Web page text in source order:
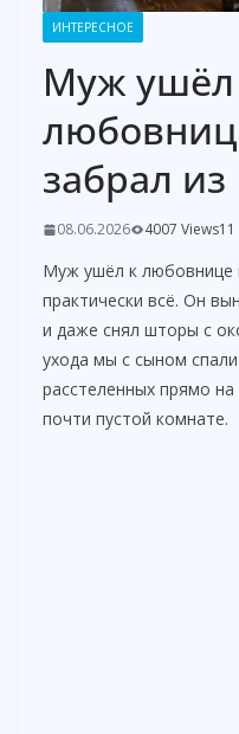
ИНТЕРЕСНОЕ
Муж ушёл
забрал из
08.06.2026 4007 Views
Муж ушёл к любовнице
практически всё. Он
и даже снял шторы с
ухода мы с сыном
расстеленных прямо
почти пустой комнате.